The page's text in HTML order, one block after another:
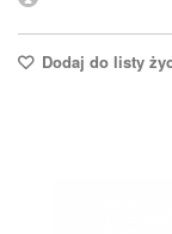
Dodaj do listy